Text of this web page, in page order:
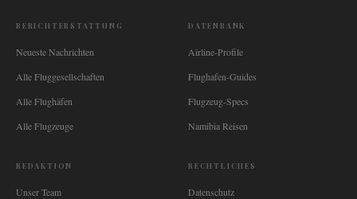
BERICHTERSTATTUNG
Neueste Nachrichten
Alle Fluggesellschaften
Alle Flughäfen
Alle Flugzeuge
DATENBANK
Airline-Profile
Flughafen-Guides
Flugzeug-Specs
Namibia Reisen
REDAKTION
Unser Team
RECHTLICHES
Datenschutz